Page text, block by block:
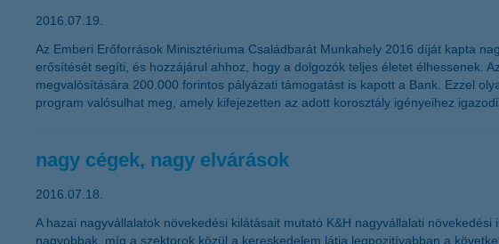
2016.07.19.
Az Emberi Erőforrások Minisztériuma Családbarát Munkahely 2016 díját kapta
erősítését segíti, és hozzájárul ahhoz, hogy a dolgozók teljes életet élhessenek.
megvalósítására 200.000 forintos pályázati támogatást is kapott a Bank. Ezzel
program valósulhat meg, amely kifejezetten az adott korosztály igényeihez
nagy cégek, nagy elvárások
2016.07.18.
A hazai nagyvállalatok növekedési kilátásait mutató K&H nagyvállalati
nagyobbak, míg a szektorok közül a kereskedelem látja legpozitívabban a